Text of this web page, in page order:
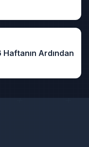
Ardından